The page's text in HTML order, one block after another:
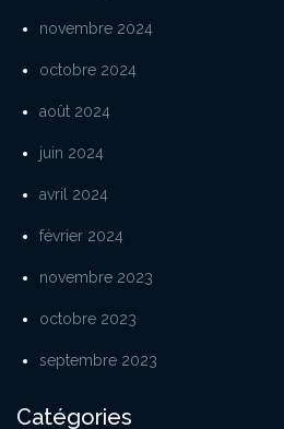
novembre 2024
octobre 2024
août 2024
juin 2024
avril 2024
février 2024
novembre 2023
octobre 2023
septembre 2023
Catégories